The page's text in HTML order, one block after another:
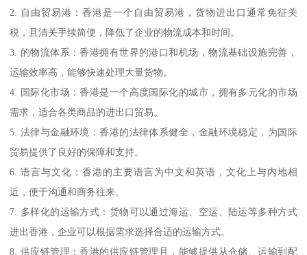
2. 自由贸易港：香港是一个自由贸易港，货物进出口通常免征关
税，且清关手续简便，降低了企业的物流成本和时间。
3. 的物流体系：香港拥有世界的港口和机场，物流基础设施完善，
运输效率高，能够快速处理大量货物。
4. 国际化市场：香港是一个高度国际化的城市，拥有多元化的市场
需求，适合各类商品的进出口贸易。
5. 法律与金融环境：香港的法律体系健全，金融环境稳定，为国际
贸易提供了良好的保障和支持。
6. 语言与文化：香港的主要语言为中文和英语，文化上与内地相
近，便于沟通和商务往来。
7. 多样化的运输方式：货物可以通过海运、空运、陆运等多种方式
进出香港，企业可以根据需求选择合适的运输方式。
8. 供应链管理：香港的供应链管理且，能够提供从仓储、运输到配